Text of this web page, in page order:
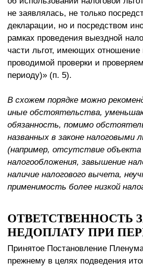
не заявлялась, не только
декларации, но и посредством
рамках проведения выездной
части льгот, имеющих отношение
проводимой проверки и
периоду)» (п. 5).
В схожем порядке можно
иные обстоятельства,
обязанность, помимо
названных в законе налоговыми
(например, отсутствие объекта
налогообложения, завышение
наличие налогового вычета,
применимость более низкой
ОТВЕТСТВЕННОСТЬ
НЕДОПЛАТУ ПРИ
Принятое Постановление
прежнему в целях подведения